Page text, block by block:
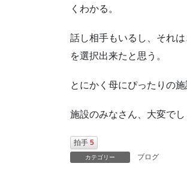
くわかる。
話し相手もいるし、それ
を選択出来たと思う。
とにかく母にぴったりの施
施設のみなさん、大変で
拍手 5
カテゴリー ブログ